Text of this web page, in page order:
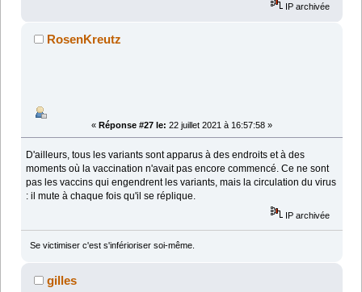
IP archivée
RosenKreutz
« Réponse #27 le: 22 juillet 2021 à 16:57:58 »
D'ailleurs, tous les variants sont apparus à des endroits et à des
moments où la vaccination n'avait pas encore commencé. Ce ne sont
pas les vaccins qui engendrent les variants, mais la circulation du virus
: il mute à chaque fois qu'il se réplique.
IP archivée
Se victimiser c'est s'inférioriser soi-même.
gilles